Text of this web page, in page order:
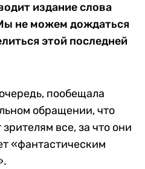
издание слова
не можем дождаться
этой последней
пообещала
обращении, что
все, за что они
«фантастическим